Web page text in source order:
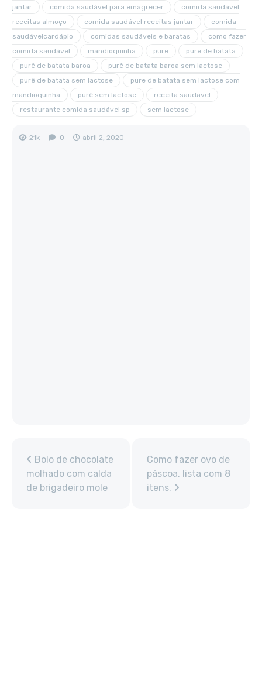
jantar
comida saudável para emagrecer
comida saudável
receitas almoço
comida saudável receitas jantar
comida
saudávelcardápio
comidas saudáveis e baratas
como fazer
comida saudável
mandioquinha pure
pure de batata
purê de batata baroa
purê de batata baroa sem lactose
purê de batata sem lactose
pure de batata sem lactose com
mandioquinha
purê sem lactose
receita saudavel
restaurante comida saudável sp
sem lactose
21k 0 abril 2, 2020
Bolo de chocolate
molhado com calda
de brigadeiro mole
Como fazer ovo de
páscoa, lista com 8
itens.